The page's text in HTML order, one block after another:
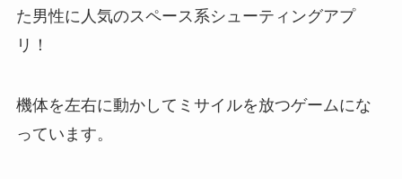
た男性に人気のスペース系シューティングアプ
リ！
機体を左右に動かしてミサイルを放つゲームにな
っています。